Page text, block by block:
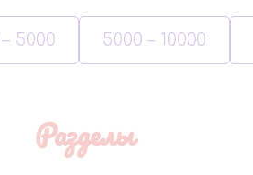
5000 5000 – 10000
Разделы